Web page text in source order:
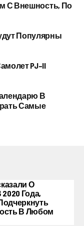
С Внешность, По
Популярны
PJ–II
В
Самые
О
Года,
В Любом